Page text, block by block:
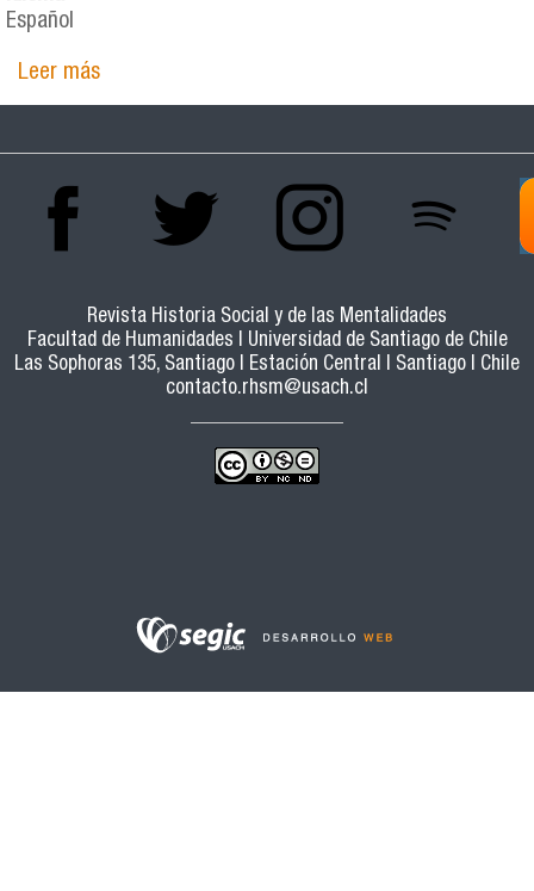
Español
Leer mássobre “NÓS SOMOS HISPANOS-AMERICANOS, OS
POVOS DO EXTERIOR”: PEQUENO ENSAIO SOBRE
LIVRESCOS ENTRE O BRASIL E A AMÉRICA LATIN
Revista Historia Social y de las Mentalidades
Facultad de Humanidades | Universidad de Santiago de Chile
Las Sophoras 135, Santiago | Estación Central | Santiago | Chile
contacto.rhsm@usach.cl